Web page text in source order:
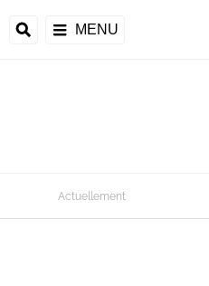
MENU
Actuellement